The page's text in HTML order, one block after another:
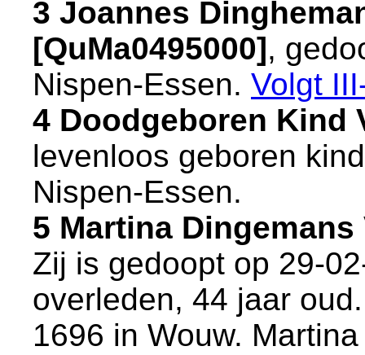
3 Joannes
[QuMa0495000],
Nispen-Essen. Volgt
4 Doodgeboren Kind
levenloos geboren
Nispen-Essen.
5 Martina Dingemans
Zij is gedoopt op 29-
overleden, 44 jaar
1696 in Wouw.